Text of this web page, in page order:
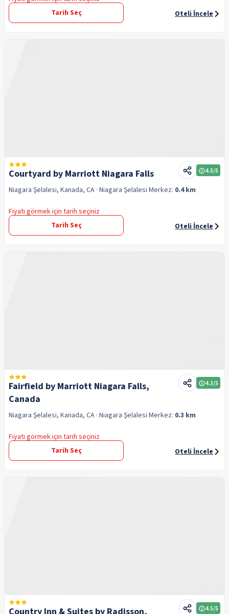
Tarih Seç
Oteli İncele
Courtyard by Marriott Niagara Falls 4.5/5
Niagara Şelalesi, Kanada, CA · Niagara Şelalesi Merkez: 0.4 km
Fiyatı görmek için tarih seçiniz
Tarih Seç
Oteli İncele
Fairfield by Marriott Niagara Falls,
Canada
4.3/5
Niagara Şelalesi, Kanada, CA · Niagara Şelalesi Merkez: 0.3 km
Fiyatı görmek için tarih seçiniz
Tarih Seç
Oteli İncele
4.5/5